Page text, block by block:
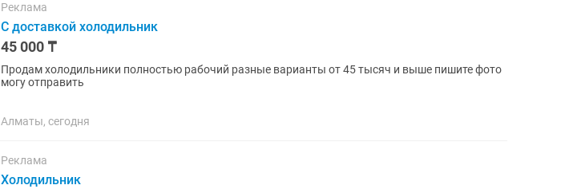
Реклама
С доставкой холодильник
45 000 ₸
Продам холодильники полностью рабочий разные варианты от 45 тысяч и выше пишите фото
могу отправить
Алматы, сегодня
Реклама
Холодильник